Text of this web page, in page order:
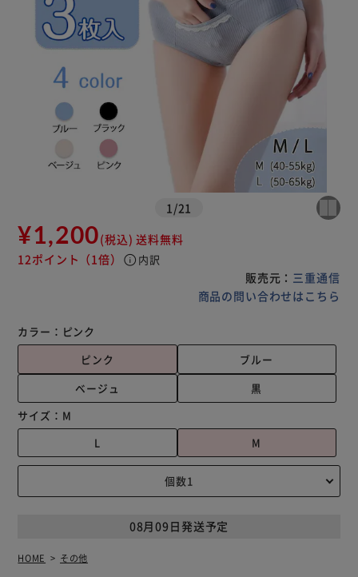
1 /21
¥1,200(税込) 送料無料
12ポイント （1倍） info 内訳
販売元： 三重通信
商品の問い合わせはこちら
カラー： ピンク
ピンク
ブルー
ベージュ
黒
サイズ： M
L
M
08月09日発送予定
HOME その他